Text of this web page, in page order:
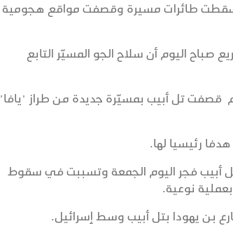
أسقطت طائرات مسيرة وقصفت مواقع هجومية
اليوم أن سلاح الجو المسيّر التابع
قصفت تل أبيب بمسيّرة جديدة من طراز "يافا"
رئيسيا لها.
أبيب فجر اليوم الجمعة وتسببت في سقوط
نوعية.
بن يهودا بتل أبيب وسط إسرائيل.